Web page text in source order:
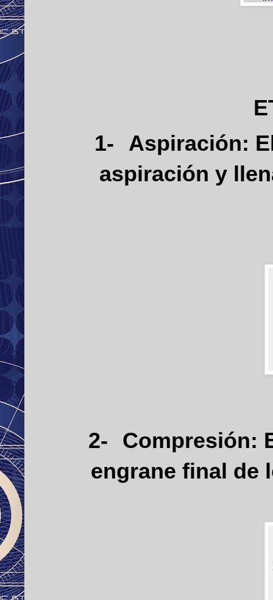
1-
Aspiración: E
aspiración y
2-
Compresión:
engrane final de